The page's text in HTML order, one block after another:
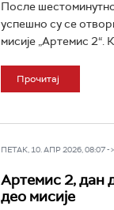
После
успешно су се
мисије „Артемис 2“.
Прочитај
ПЕТАК, 10. АПР 2026, 08:07 -
Артемис 2, дан
део мисије